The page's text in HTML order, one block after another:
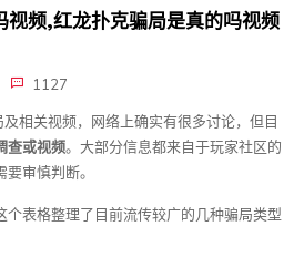
视频,红龙扑克骗局是真的吗视频
1127
相关视频，网络上确实有很多讨论，但目
查或视频。大部分信息都来自于玩家社区的
审慎判断。
个表格整理了目前流传较广的几种骗局类型